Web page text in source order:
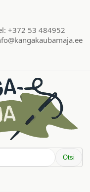
+372 53 484952
Otsi